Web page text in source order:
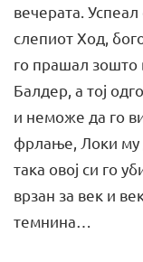
вечерата.
слепиот Ход,
го прашал зошто
Балдер, а тој
и неможе да го
фрлање, Локи му
така овој си го
врзан за век и
темнина…